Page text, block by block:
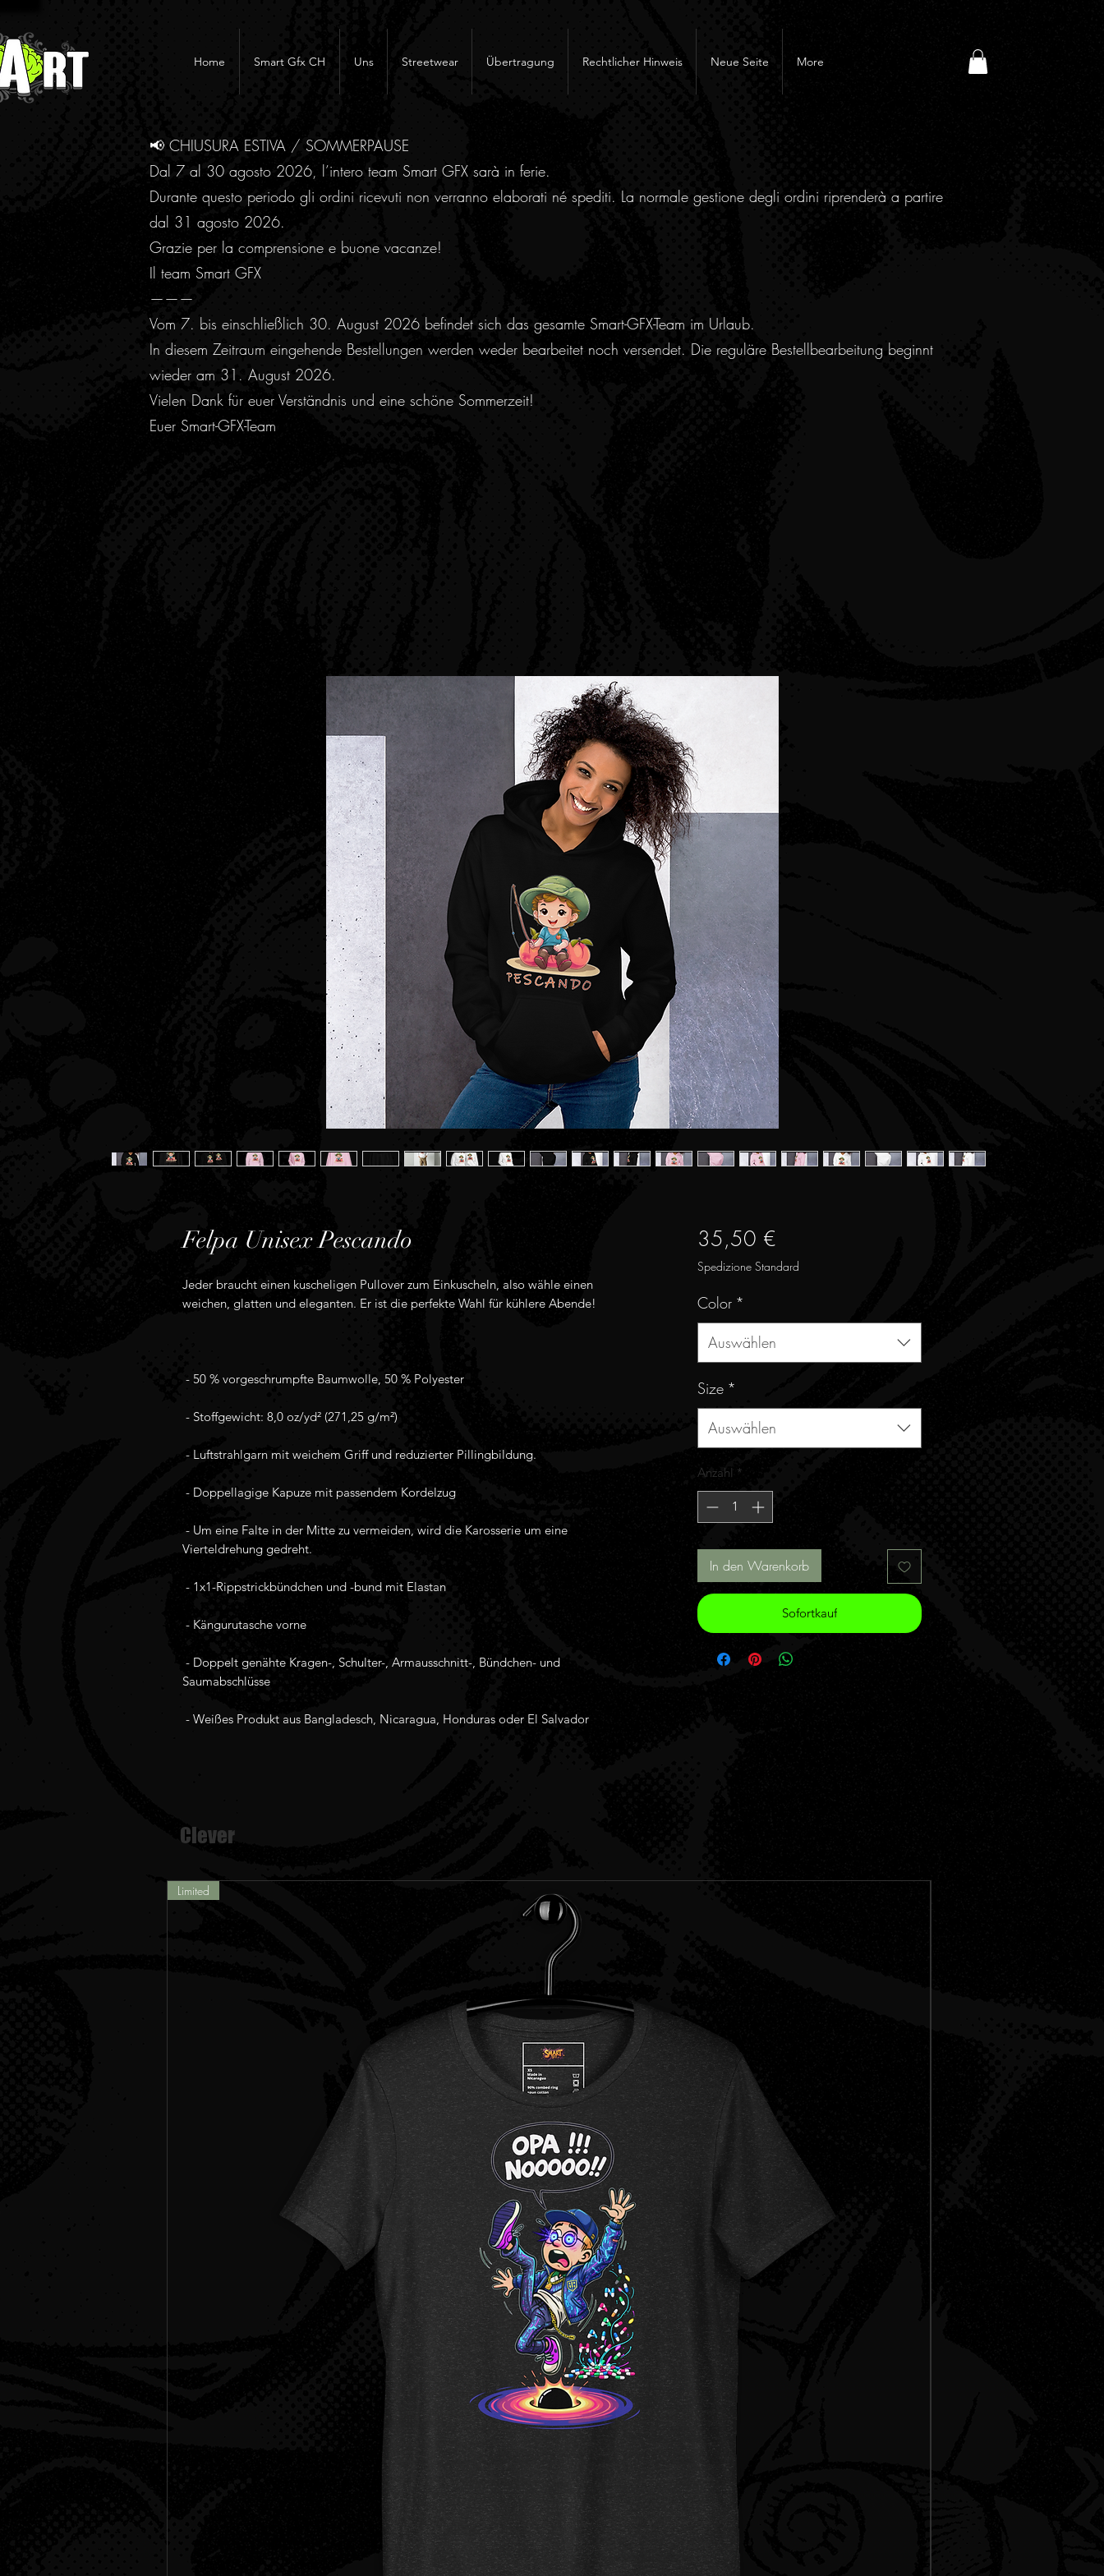
Home Smart Gfx CH Uns Streetwear Übertragung Rechtlicher Hinweis Neue Seite More
📢 CHIUSURA ESTIVA / SOMMERPAUSE
Dal 7 al 30 agosto 2026, l’intero team Smart GFX sarà in ferie.
Durante questo periodo gli ordini ricevuti non verranno elaborati né spediti. La normale gestione degli ordini riprenderà a partire
dal 31 agosto 2026.
Grazie per la comprensione e buone vacanze!
Il team Smart GFX
———
Vom 7. bis einschließlich 30. August 2026 befindet sich das gesamte Smart-GFX-Team im Urlaub.
In diesem Zeitraum eingehende Bestellungen werden weder bearbeitet noch versendet. Die reguläre Bestellbearbeitung beginnt
wieder am 31. August 2026.
Vielen Dank für euer Verständnis und eine schöne Sommerzeit!
Euer Smart-GFX-Team
Felpa Unisex Pescando
Jeder braucht einen kuscheligen Pullover zum Einkuscheln, also wähle einen
- Weißes Produkt aus Bangladesch, Nicaragua, Honduras oder El Salvador
35,50 €Preis
Spedizione Standard
Color *
Auswählen
Size *
Auswählen
Anzahl *
In den Warenkorb
Sofortkauf
Clever
Limited